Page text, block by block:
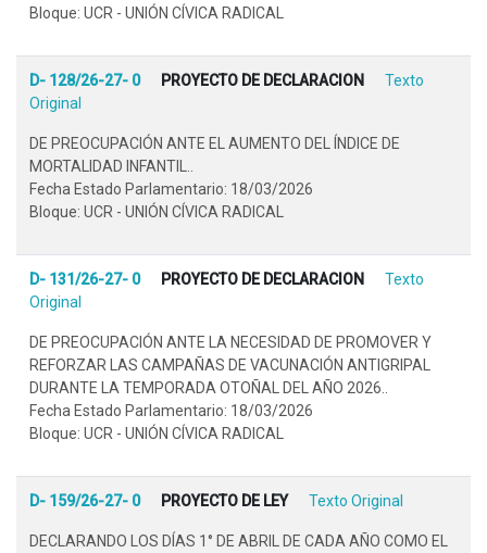
Bloque: UCR - UNIÓN CÍVICA RADICAL
D- 128/26-27- 0 PROYECTO DE DECLARACION
Texto
Original
DE PREOCUPACIÓN ANTE EL AUMENTO DEL ÍNDICE DE
MORTALIDAD INFANTIL..
Fecha Estado Parlamentario: 18/03/2026
Bloque: UCR - UNIÓN CÍVICA RADICAL
D- 131/26-27- 0 PROYECTO DE DECLARACION
Texto
Original
DE PREOCUPACIÓN ANTE LA NECESIDAD DE PROMOVER Y
REFORZAR LAS CAMPAÑAS DE VACUNACIÓN ANTIGRIPAL
DURANTE LA TEMPORADA OTOÑAL DEL AÑO 2026..
Fecha Estado Parlamentario: 18/03/2026
Bloque: UCR - UNIÓN CÍVICA RADICAL
D- 159/26-27- 0 PROYECTO DE LEY Texto Original
DECLARANDO LOS DÍAS 1° DE ABRIL DE CADA AÑO COMO EL